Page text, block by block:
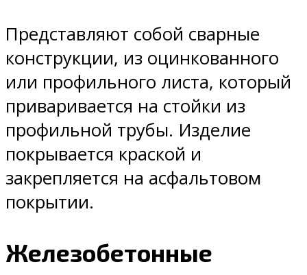
Представляют собой сварные
конструкции, из оцинкованного
или профильного листа, который
приваривается на стойки из
профильной трубы. Изделие
покрывается краской и
закрепляется на асфальтовом
покрытии.
Железобетонные